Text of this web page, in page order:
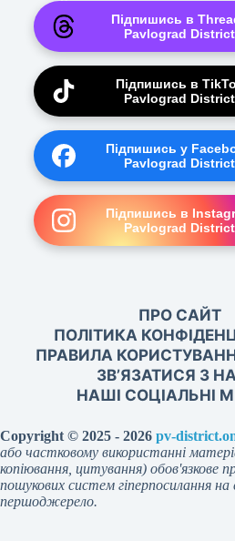
Підпишись в
Pavlograd District
Підпишись в
Pavlograd District
Підпишись у
Pavlograd District
Підпишись в
Pavlograd District
ПРО САЙТ
ПОЛІТИКА
ПРАВИЛА
ЗВ’ЯЗАТИСЯ З
НАШІ СОЦІАЛЬНІ
Copyright © 2025 - 2026 pv-
або частковому використанні
копіювання, цитування) обов'язкове
пошукових систем гіперпосилання на
першоджерело.